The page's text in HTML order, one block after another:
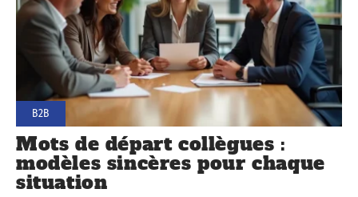
B2B
Mots de départ collègues :
modèles sincères pour chaque
situation